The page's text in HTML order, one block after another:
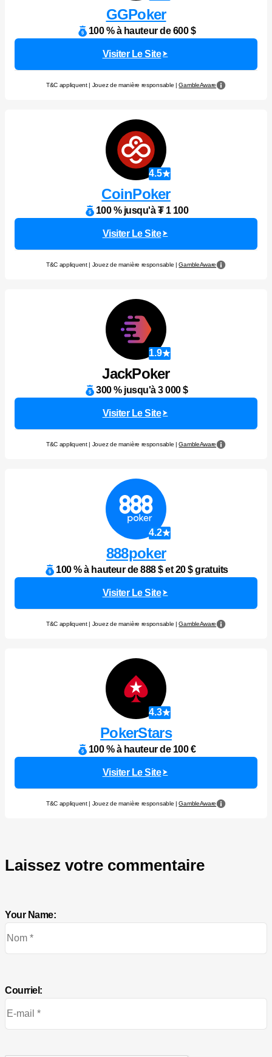
GGPoker
100 % à hauteur de 600 $
Visiter Le Site
T&C appliquent | Jouez de manière responsable |GambleAware
4.5
CoinPoker
100 % jusqu'à ₮ 1 100
Visiter Le Site
T&C appliquent | Jouez de manière responsable |GambleAware
1.9
JackPoker
300 % jusqu'à 3 000 $
Visiter Le Site
T&C appliquent | Jouez de manière responsable |GambleAware
4.2
888poker
100 % à hauteur de 888 $ et 20 $ gratuits
Visiter Le Site
T&C appliquent | Jouez de manière responsable |GambleAware
4.3
PokerStars
100 % à hauteur de 100 €
Visiter Le Site
T&C appliquent | Jouez de manière responsable |GambleAware
Laissez votre commentaire
Your Name:
Courriel: